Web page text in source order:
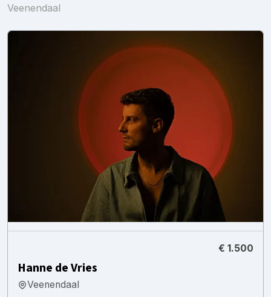
Veenendaal
€ 1.500
Hanne de Vries
Veenendaal